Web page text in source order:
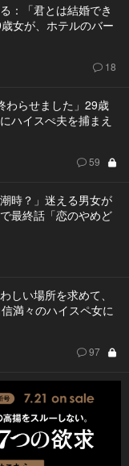
：「君とは結婚でき
女が、ホテルのバー
18
わらせました」29歳
ハイスぺ夫を捕まえ
59
時？」迷える男女が
最終話「恋のやめど
しい場所を求めて、
満々のハイスペ女に
97